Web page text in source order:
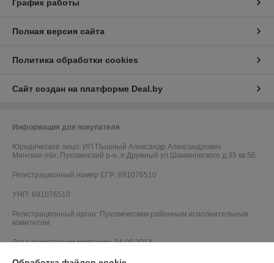
График работы
Полная версия сайта
Политика обработки cookies
Сайт создан на платформе Deal.by
Информация для покупателя
Юридическое лицо: ИП Пышный Александр Александрович
Минская обл. Пуховичский р-н. п.Дружный ул.Шамановского д.35 кв.56
Регистрационный номер ЕГР: 691076510
УНП: 691076510
Регистрационный орган: Пуховическим районным исполнительным
комитетом
Дата регистрации компании: 04.09.2013